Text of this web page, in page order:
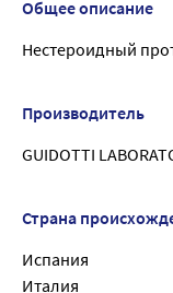
Общее описание
Нестероидный
Производитель
GUIDOTTI
Страна
Испания
Италия